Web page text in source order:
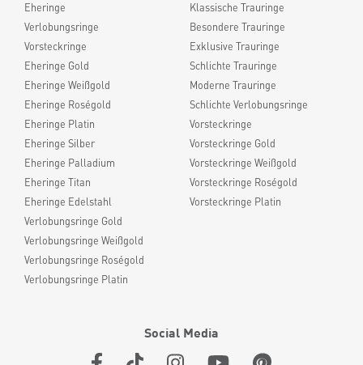
Eheringe
Verlobungsringe
Vorsteckringe
Eheringe Gold
Eheringe Weißgold
Eheringe Roségold
Eheringe Platin
Eheringe Silber
Eheringe Palladium
Eheringe Titan
Eheringe Edelstahl
Verlobungsringe Gold
Verlobungsringe Weißgold
Verlobungsringe Roségold
Verlobungsringe Platin
Klassische Trauringe
Besondere Trauringe
Exklusive Trauringe
Schlichte Trauringe
Moderne Trauringe
Schlichte Verlobungsringe
Vorsteckringe
Vorsteckringe Gold
Vorsteckringe Weißgold
Vorsteckringe Roségold
Vorsteckringe Platin
Social Media